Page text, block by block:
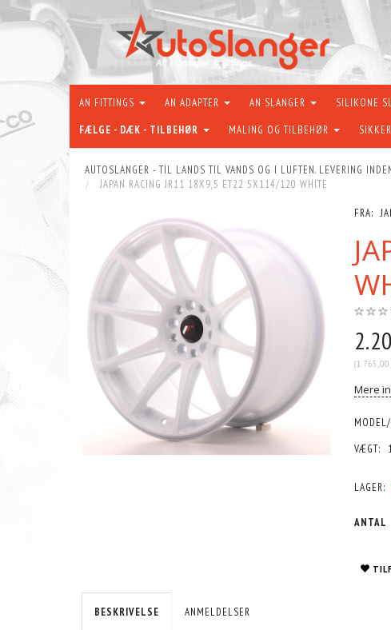
AN FITTINGS AN ADAPTER AN SLANGER SILIKONE
FÆLGE - DÆK - TILBEHØR MALING OG TILBEHØR
AUTOSLANGER - TIL LANDS TIL VANDS OG I LUFTEN. LEVERING
JAPAN RACING JR11 18X9,5 ET22 5X114/120 WHITE
FRA:
(1.765,00
Mere
MODEL/
VÆGT:
LAGER:
ANTAL
BESKRIVELSE ANMELDELSER